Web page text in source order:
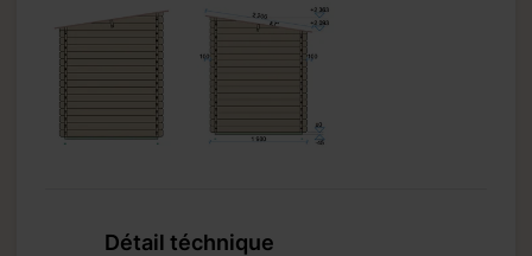
Détail téchnique